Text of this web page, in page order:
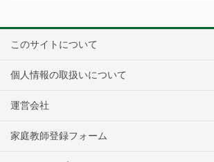
このサイトについて
個人情報の取扱いについて
運営会社
家庭教師登録フォーム